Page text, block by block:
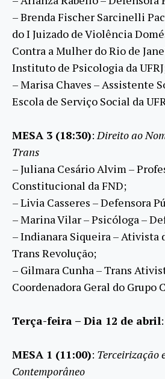
– Brenda Fischer Sarcinelli
do I Juizado de Violência
Contra a Mulher do Rio de
Instituto de Psicologia da
– Marisa Chaves – Assistente
Escola de Serviço Social da
MESA 3 (18:30): Direito ao
Trans
– Juliana Cesário Alvim –
Constitucional da FND;
– Livia Casseres – Defensora
– Marina Vilar – Psicóloga –
– Indianara Siqueira – Ativista
Trans Revolução;
– Gilmara Cunha – Trans
Coordenadora Geral do Grupo
Terça-feira – Dia 12 de abril:
MESA 1 (11:00): Terceirização
Contemporâneo